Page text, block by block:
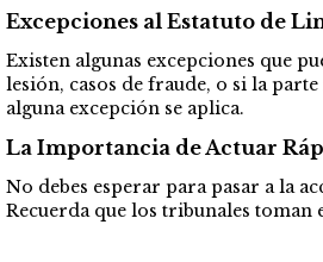
Excepciones al Estatuto de
Existen algunas excepciones que
lesión, casos de fraude, o si la
alguna excepción se aplica.
La Importancia de Actuar
No debes esperar para pasar a la
Recuerda que los tribunales